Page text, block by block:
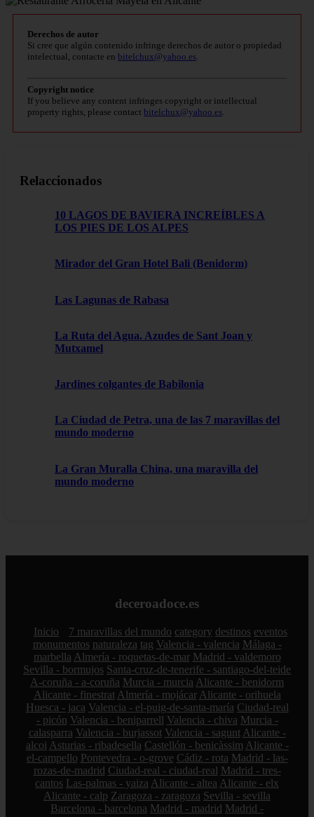
Derechos de autor
Si cree que algún contenido infringe derechos de autor o propiedad
intelectual, contacte en bitelchux@yahoo.es
Copyright notice
If you believe any content infringes copyright or intellectual
property rights, please contact bitelchux@yahoo.es
Relaccionados
10 LAGOS DE BAVIERA INCREÍBLES A
LOS PIES DE LOS ALPES
Mirador del Gran Hotel Bali (Benidorm)
Las Lagunas de Rabasa
La Ruta del Agua. Azudes de Sant Joan y
Mutxamel
Jardines colgantes de Babilonia
La Ciudad de Petra, una de las 7 maravillas del
mundo moderno
La Gran Muralla China, una maravilla del
mundo moderno
deceroadoce.es
Inicio 7 maravillas del mundo category destinos eventos
monumentos naturaleza tag Valencia - valencia Málaga -
marbella Almería - roquetas-de-mar Madrid - valdemoro
Sevilla - bormujos Santa-cruz-de-tenerife - santiago-del-teide
A-coruña - a-coruña Murcia - murcia Alicante - benidorm
Alicante - finestrat Almería - mojácar Alicante - orihuela
Huesca - jaca Valencia - el-puig-de-santa-maría Ciudad-real
- picón Valencia - beniparrell Valencia - chiva Murcia -
calasparra Valencia - burjassot Valencia - sagunt Alicante -
alcoi Asturias - ribadesella Castellón - benicàssim Alicante -
el-campello Pontevedra - o-grove Cádiz - rota Madrid - las-
rozas-de-madrid Ciudad-real - ciudad-real Madrid - tres-
cantos Las-palmas - yaiza Alicante - altea Alicante - elx
Alicante - calp Zaragoza - zaragoza Sevilla - sevilla
Barcelona - barcelona Madrid - madrid Madrid -